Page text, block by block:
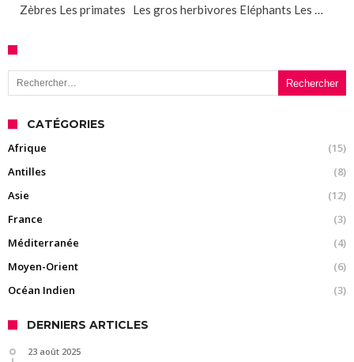
Zèbres Les primates Les gros herbivores Eléphants Les …
Rechercher :
CATÉGORIES
Afrique
(15)
Antilles
(8)
Asie
(12)
France
(3)
Méditerranée
(4)
Moyen-Orient
(6)
Océan Indien
(3)
DERNIERS ARTICLES
23 août 2025